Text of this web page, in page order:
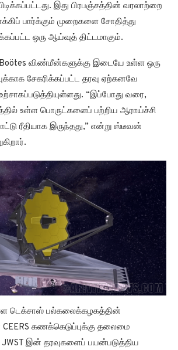
இது பிரபஞ்சத்தின் வரலாற்றை
பார்க்கும் முறைகளை சோதித்து
ஒரு ஆய்வுத் திட்டமாகும்.
Boötes விண்மீன்களுக்கு இடையே உள்ள ஒரு
சேகரிக்கப்பட்ட தரவு ஏற்கனவே
“இப்போது வரை,
உள்ள பொருட்களைப் பற்றிய ஆராய்ச்சி
ரீதியாக இருந்தது,” என்று ஸ்டீவன்
டெக்சாஸ் பல்கலைக்கழகத்தின்
கணக்கெடுப்புக்கு தலைமை
JWST இன் தரவுகளைப் பயன்படுத்திய